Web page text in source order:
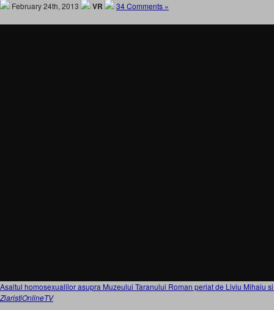
February 24th, 2013 VR 34 Comments »
Asaltul homosexualilor asupra Muzeului Taranului Roman periat de Liviu Mihaiu
ZiaristiOnlineTV